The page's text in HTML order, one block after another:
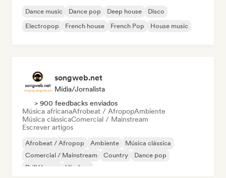
Dance music Dance pop Deep house
Disco
Electropop
French house French Pop House music
songweb.net
Mídia/Jornalista
> 900 feedbacks enviados
Música africanaAfrobeat / AfropopAmbiente
Música clássicaComercial / Mainstream
Escrever artigos
Afrobeat / Afropop Ambiente
Música clássica
Comercial / Mainstream
Country
Dance pop
Drill/Jersey
Hip-hop